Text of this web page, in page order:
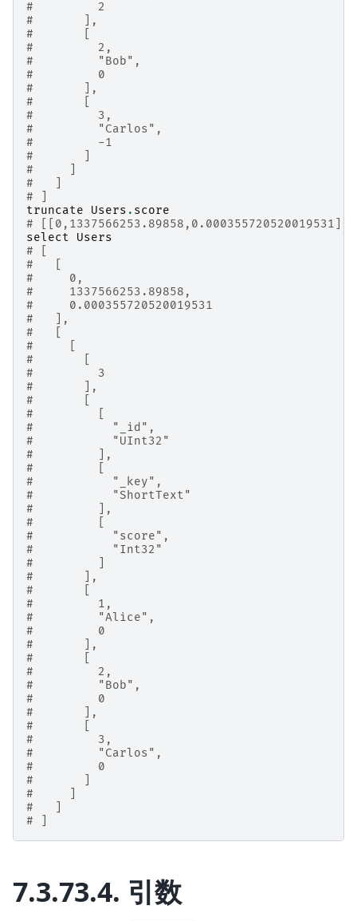
#         2
#       ],
#       [
#         2,
#         "Bob",
#         0
#       ],
#       [
#         3,
#         "Carlos",
#         -1
#       ]
#     ]
#   ]
# ]
truncate
Users . score
#
select
Users
# [
#   [
#     0,
#     1337566253.89858,
#     0.000355720520019531
#   ],
#   [
#     [
#       [
#         3
#       ],
#       [
#         [
#           "_id",
#           "UInt32"
#         ],
#         [
#           "_key",
#           "ShortText"
#         ],
#         [
#           "score",
#           "Int32"
#         ]
#       ],
#       [
#         1,
#         "Alice",
#         0
#       ],
#       [
#         2,
#         "Bob",
#         0
#       ],
#       [
#         3,
#         "Carlos",
#         0
#       ]
#     ]
#   ]
# ]
7.3.73.4. 引数